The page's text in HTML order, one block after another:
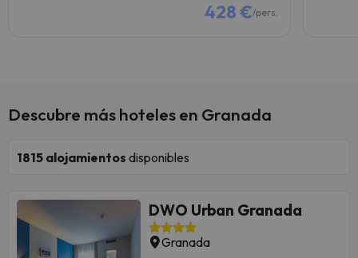
428 €/pers.
Descubre más hoteles en Granada
1815 alojamientos disponibles
DWO Urban Granada
Granada